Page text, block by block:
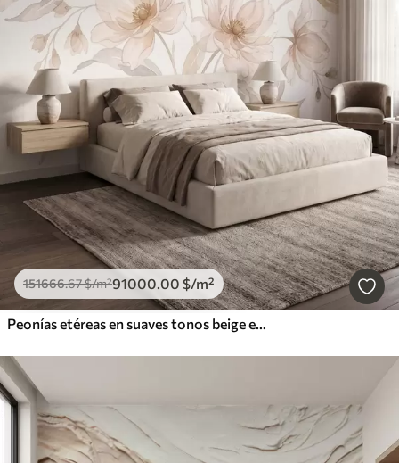
151666.67$/m²91000.00 $/m²
Peonías etéreas en suaves tonos beige empolvado